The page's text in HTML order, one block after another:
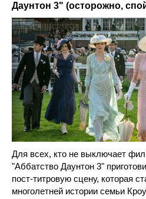
Даунтон 3" (осторожно,
Для всех, кто не выключает
"Аббатство Даунтон 3"
пост-титровую сцену, которая
многолетней истории семьи